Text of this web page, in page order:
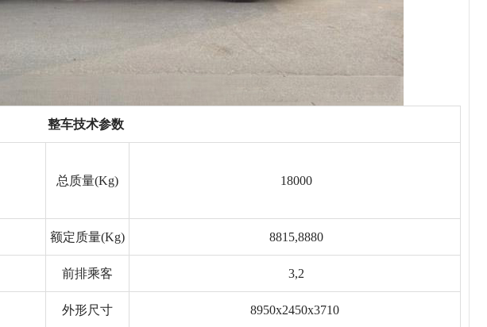
整车技术参数
总质量(Kg) 18000
额定质量(Kg) 8815,8880
前排乘客 3,2
外形尺寸 8950x2450x3710